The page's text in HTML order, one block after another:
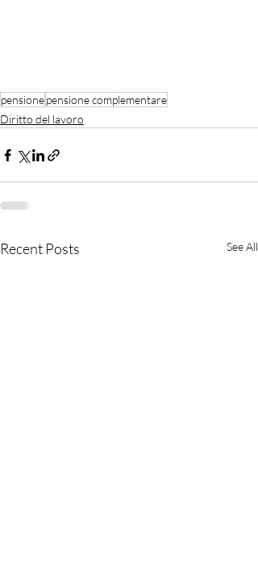
pensionepensione complementare
Diritto del lavoro
Recent Posts See All